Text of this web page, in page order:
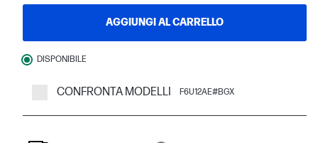
AGGIUNGI AL CARRELLO
DISPONIBILE
CONFRONTA MODELLI F6U12AE#BGX